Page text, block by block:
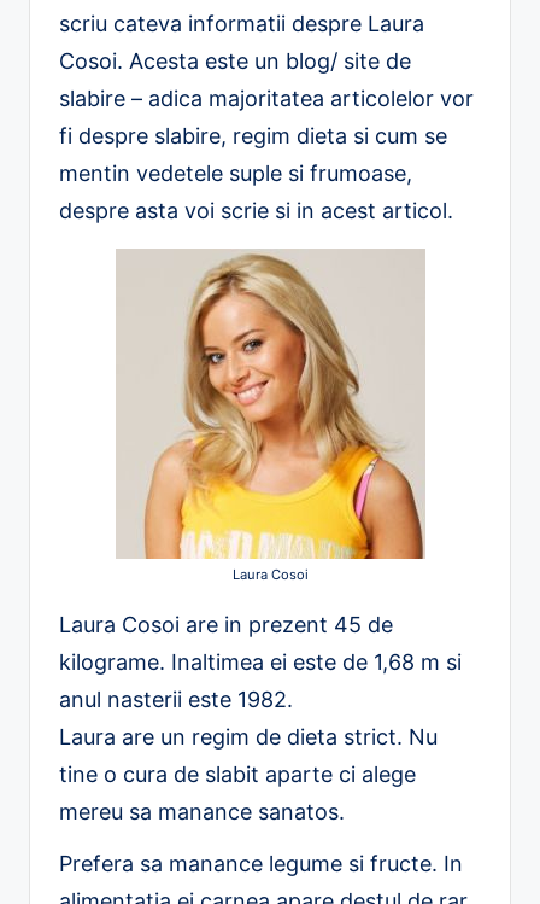
scriu cateva informatii despre Laura
Cosoi. Acesta este un blog/ site de
slabire – adica majoritatea articolelor vor
fi despre slabire, regim dieta si cum se
mentin vedetele suple si frumoase,
despre asta voi scrie si in acest articol.
Laura Cosoi
Laura Cosoi are in prezent 45 de
kilograme. Inaltimea ei este de 1,68 m si
anul nasterii este 1982.
Laura are un regim de dieta strict. Nu
tine o cura de slabit aparte ci alege
mereu sa manance sanatos.
Prefera sa manance legume si fructe. In